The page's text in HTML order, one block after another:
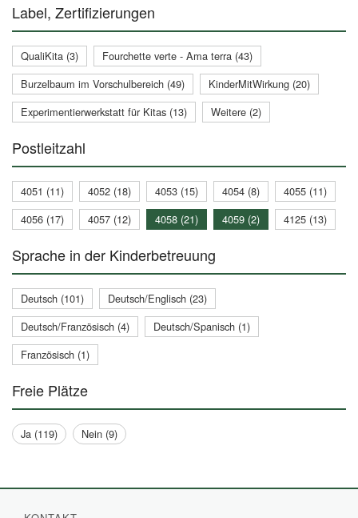
Label, Zertifizierungen
QualiKita (3)
Fourchette verte - Ama terra (43)
Burzelbaum im Vorschulbereich (49)
KinderMitWirkung (20)
Experimentierwerkstatt für Kitas (13)
Weitere (2)
Postleitzahl
4051 (11) 4052 (18) 4053 (15) 4054 (8)
4055 (11)
4056 (17)
4057 (12) 4058 (21) 4059 (2) 4125 (13)
Sprache in der Kinderbetreuung
Deutsch (101)
Deutsch/Englisch (23)
Deutsch/Französisch (4)
Deutsch/Spanisch (1)
Französisch (1)
Freie Plätze
Ja (119) Nein (9)